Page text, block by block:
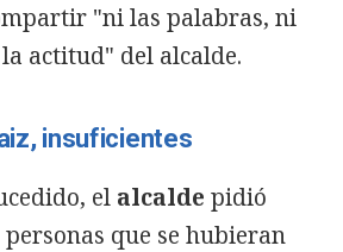
"ni las palabras, ni
actitud" del alcalde.
insuficientes
el alcalde pidió
personas que se hubieran